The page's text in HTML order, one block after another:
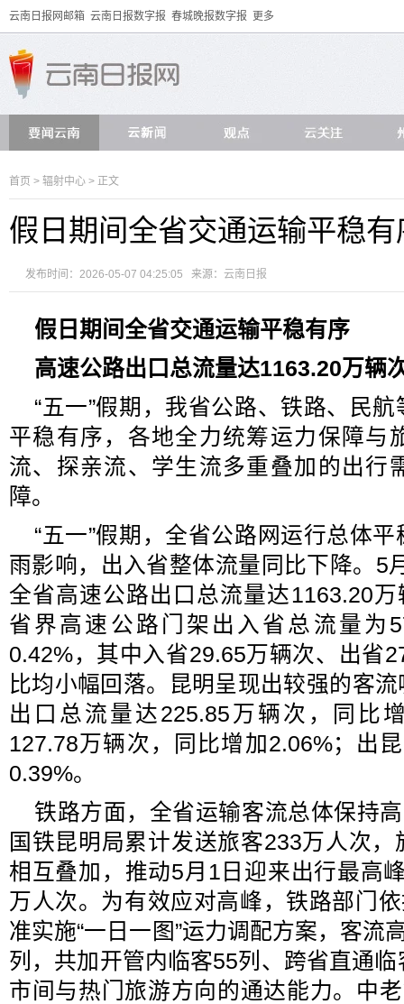
云南日报网邮箱 云南日报数字报 春城晚报数字报 更多
首页 > 辐射中心 > 正文
假日期间全省交通运输平稳有
发布时间：2026-05-07 04:25:05 来源： 云南日报
假日期间全省交通运输平稳有序
高速公路出口总流量达1163.20万辆
“五一”假期，我省公路、铁路、民
平稳有序，各地全力统筹运力保障与
流、探亲流、学生流多重叠加的出行
障。
“五一”假期，全省公路网运行总体
雨影响，出入省整体流量同比下降。5
全省高速公路出口总流量达1163.20
省界高速公路门架出入省总流量为
0.42%，其中入省29.65万辆次、出省
比均小幅回落。昆明呈现出较强的客
出口总流量达225.85万辆次，同比
127.78万辆次，同比增加2.06%；出
0.39%。
铁路方面，全省运输客流总体保持
国铁昆明局累计发送旅客233万人次
相互叠加，推动5月1日迎来出行最高
万人次。为有效应对高峰，铁路部门
准实施“一日一图”运力调配方案，客流
列，共加开管内临客55列、跨省直通
市间与热门旅游方向的通达能力。中